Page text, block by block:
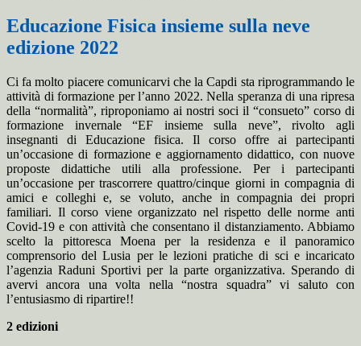
Educazione Fisica insieme sulla neve
edizione 2022
Ci fa molto piacere comunicarvi che la Capdi sta riprogrammando le
attività di formazione per l’anno 2022. Nella speranza di una ripresa
della “normalità”, riproponiamo ai nostri soci il “consueto” corso di
formazione invernale “EF insieme sulla neve”, rivolto agli
insegnanti di Educazione fisica. Il corso offre ai partecipanti
un’occasione di formazione e aggiornamento didattico, con nuove
proposte didattiche utili alla professione. Per i partecipanti
un’occasione per trascorrere quattro/cinque giorni in compagnia di
amici e colleghi e, se voluto, anche in compagnia dei propri
familiari. Il corso viene organizzato nel rispetto delle norme anti
Covid-19 e con attività che consentano il distanziamento. Abbiamo
scelto la pittoresca Moena per la residenza e il panoramico
comprensorio del Lusia per le lezioni pratiche di sci e incaricato
l’agenzia Raduni Sportivi per la parte organizzativa. Sperando di
avervi ancora una volta nella “nostra squadra” vi saluto con
l’entusiasmo di ripartire!!
2 edizioni